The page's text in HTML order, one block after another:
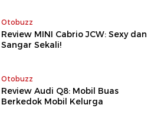
Otobuzz
Review MINI Cabrio JCW: Sexy dan
Sangar Sekali!
Otobuzz
Review Audi Q8: Mobil Buas
Berkedok Mobil Kelurga